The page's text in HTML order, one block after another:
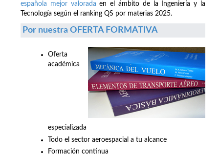
española mejor valorada en el ámbito de la Ingeniería y la
Tecnología según el ranking QS por materias 2025.
Por nuestra OFERTA FORMATIVA
Oferta
académica
especializada
Todo el sector aeroespacial a tu alcance
Formación continua